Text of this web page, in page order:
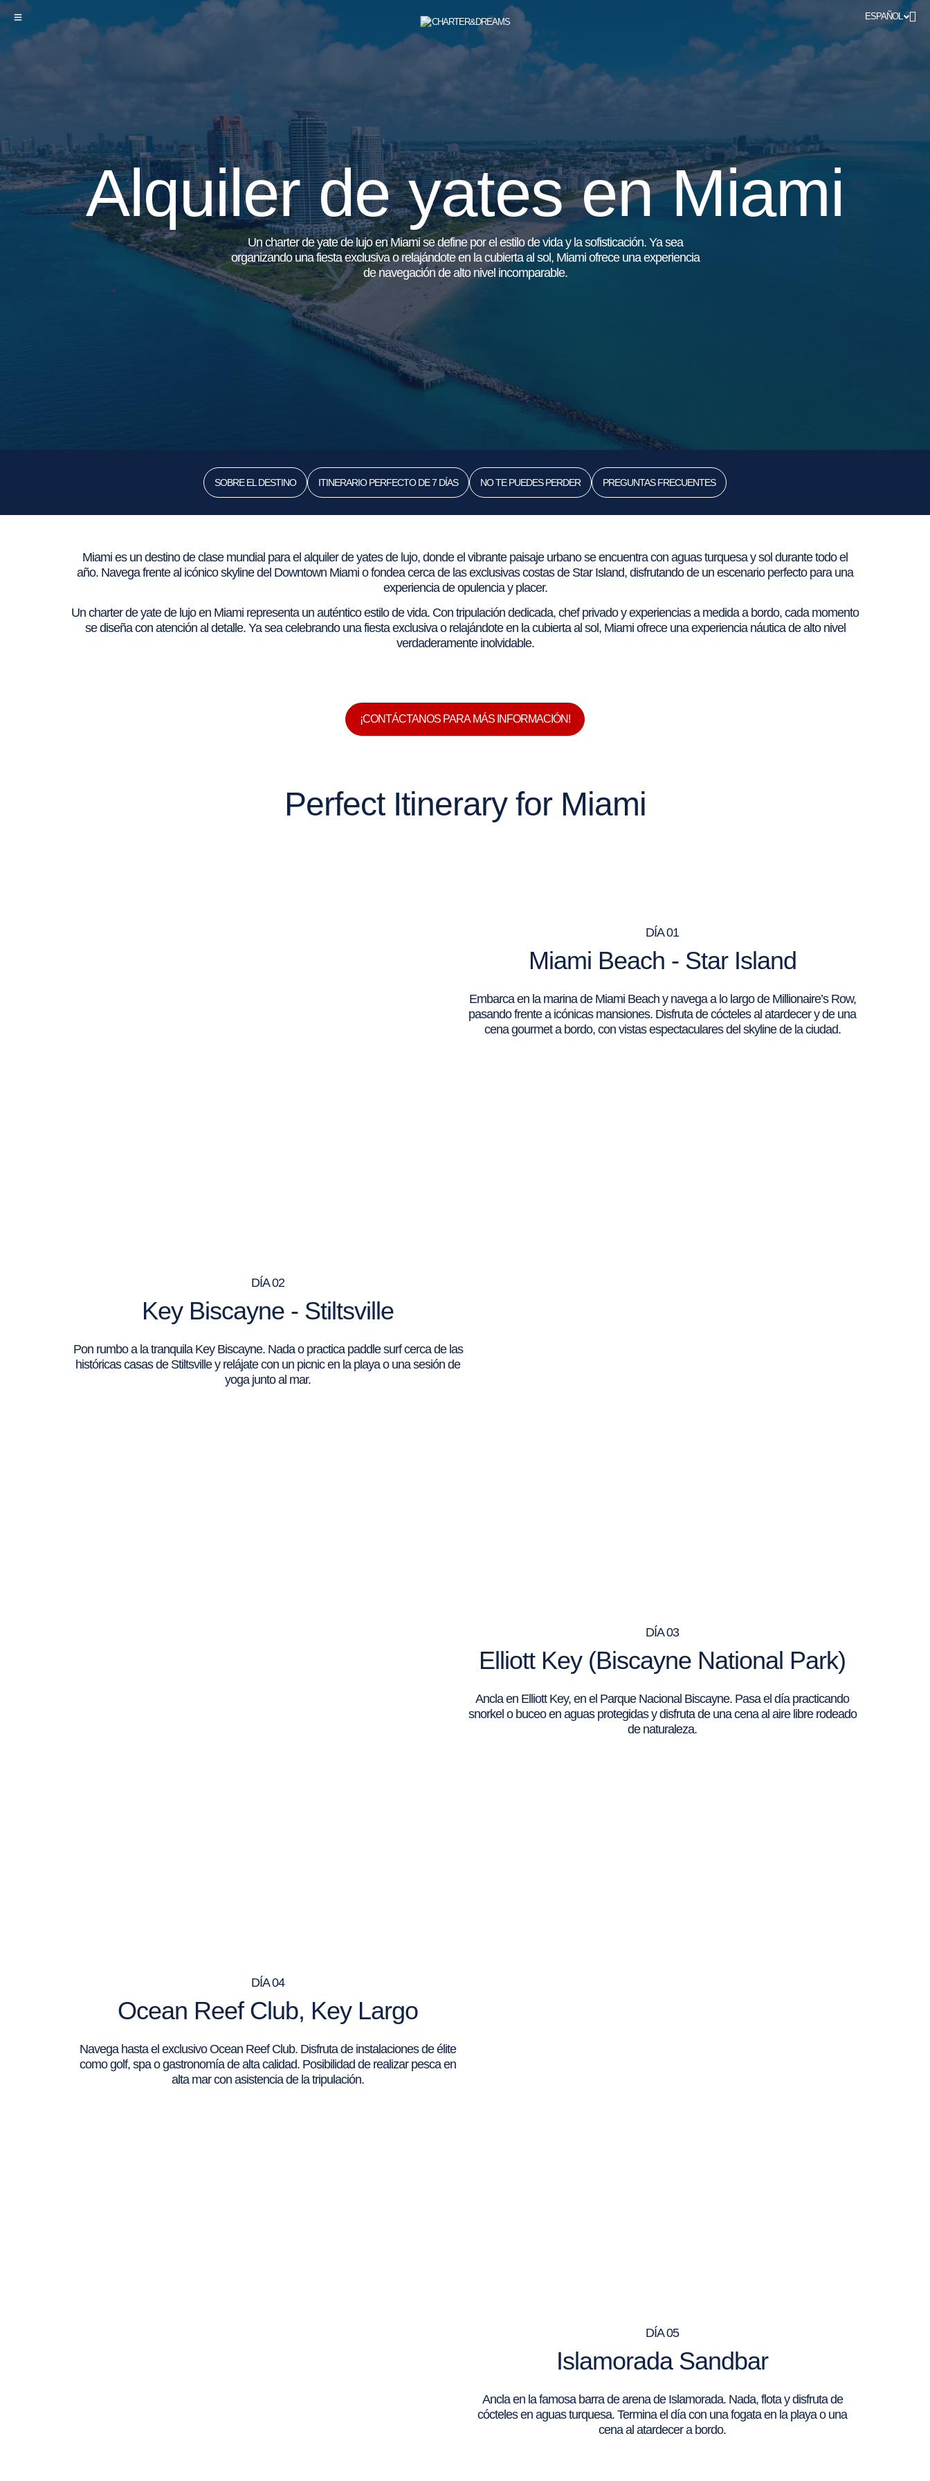
ESPAÑOL
Alquiler de yates en Miami
Un charter de yate de lujo en Miami se define por el estilo de vida y la sofisticación. Ya sea
organizando una fiesta exclusiva o relajándote en la cubierta al sol, Miami ofrece una experiencia
de navegación de alto nivel incomparable.
SOBRE EL DESTINO ITINERARIO PERFECTO DE 7 DÍAS NO TE PUEDES PERDER PREGUNTAS FRECUENTES
Miami es un destino de clase mundial para el alquiler de yates de lujo, donde el vibrante paisaje urbano se encuentra con aguas turquesa y sol durante todo el
año. Navega frente al icónico skyline del Downtown Miami o fondea cerca de las exclusivas costas de Star Island, disfrutando de un escenario perfecto para una
experiencia de opulencia y placer.
Un charter de yate de lujo en Miami representa un auténtico estilo de vida. Con tripulación dedicada, chef privado y experiencias a medida a bordo, cada momento
se diseña con atención al detalle. Ya sea celebrando una fiesta exclusiva o relajándote en la cubierta al sol, Miami ofrece una experiencia náutica de alto nivel
verdaderamente inolvidable.
¡CONTÁCTANOS PARA MÁS INFORMACIÓN!
Perfect Itinerary for Miami
DÍA 01
Miami Beach - Star Island
Embarca en la marina de Miami Beach y navega a lo largo de Millionaire’s Row,
pasando frente a icónicas mansiones. Disfruta de cócteles al atardecer y de una
cena gourmet a bordo, con vistas espectaculares del skyline de la ciudad.
DÍA 02
Key Biscayne - Stiltsville
Pon rumbo a la tranquila Key Biscayne. Nada o practica paddle surf cerca de las
históricas casas de Stiltsville y relájate con un picnic en la playa o una sesión de
yoga junto al mar.
DÍA 03
Elliott Key (Biscayne National Park)
Ancla en Elliott Key, en el Parque Nacional Biscayne. Pasa el día practicando
snorkel o buceo en aguas protegidas y disfruta de una cena al aire libre rodeado
de naturaleza.
DÍA 04
Ocean Reef Club, Key Largo
Navega hasta el exclusivo Ocean Reef Club. Disfruta de instalaciones de élite
como golf, spa o gastronomía de alta calidad. Posibilidad de realizar pesca en
alta mar con asistencia de la tripulación.
DÍA 05
Islamorada Sandbar
Ancla en la famosa barra de arena de Islamorada. Nada, flota y disfruta de
cócteles en aguas turquesa. Termina el día con una fogata en la playa o una
cena al atardecer a bordo.